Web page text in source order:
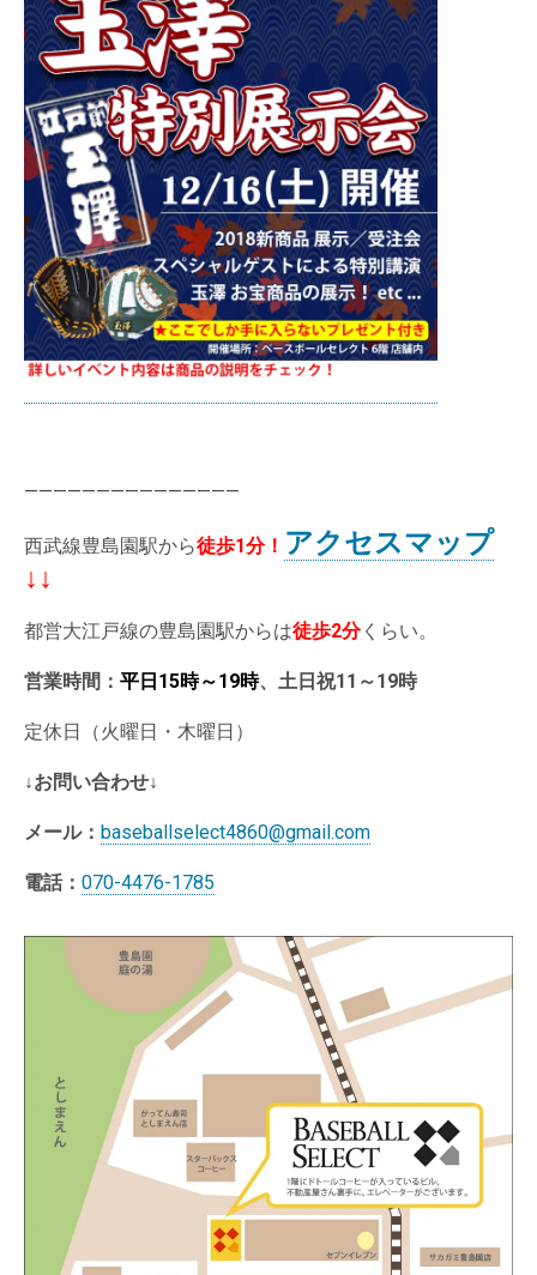
———————————————
西武線豊島園駅から徒歩1分！ アクセスマップ
↓↓
都営大江戸線の豊島園駅からは徒歩2分くらい。
営業時間： 平日15時～19時、土日祝11～19時
定休日（火曜日・木曜日）
↓お問い合わせ↓
メール： baseballselect4860@gmail.com
電話： 070-4476-1785